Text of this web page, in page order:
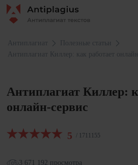
Антиплагиат
Полезные статьи
Антиплагиат Киллер: как работает
Антиплагиат Киллер:
онлайн-сервис
5 / 1711155
3 671 192 просмотра